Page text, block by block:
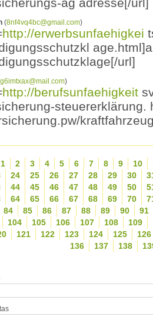
(8nf4vq4bc@gmail.com)
http://erwerbsunfaehigkei
url]
g6imtxax@mail.com)
http://berufsunfaehigkeit
steuererklärung.
1 2 3 4 5 6 7 8 9 10
24 25 26 27 28 29 30
44 45 46 47 48 49 50
64 65 66 67 68 69 70
84 85 86 87 88 89 90
91
104 105 106 107 108 109
121 122 123 124 125
126
136
137 138